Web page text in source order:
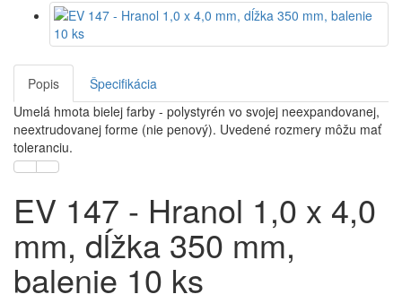
Popis
Špecifikácia
Umelá hmota bielej farby - polystyrén vo svojej neexpandovanej,
neextrudovanej forme (nie penový). Uvedené rozmery môžu mať
toleranciu.
EV 147 - Hranol 1,0 x 4,0
mm, dĺžka 350 mm,
balenie 10 ks